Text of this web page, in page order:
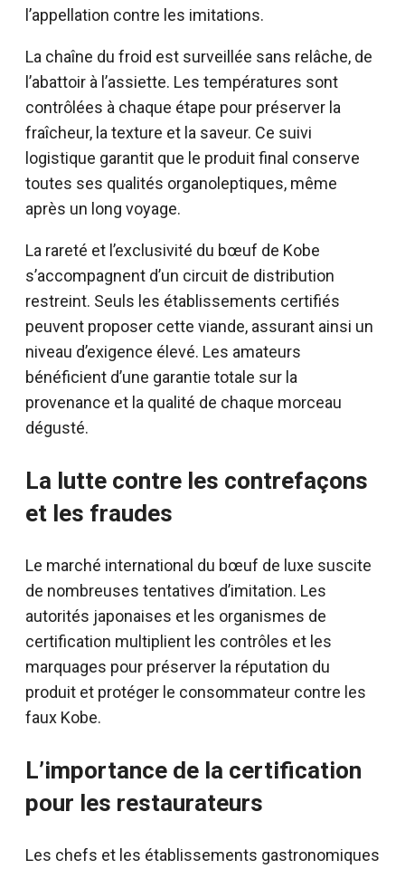
l’appellation contre les imitations.
La chaîne du froid est surveillée sans relâche, de
l’abattoir à l’assiette. Les températures sont
contrôlées à chaque étape pour préserver la
fraîcheur, la texture et la saveur. Ce suivi
logistique garantit que le produit final conserve
toutes ses qualités organoleptiques, même
après un long voyage.
La rareté et l’exclusivité du bœuf de Kobe
s’accompagnent d’un circuit de distribution
restreint. Seuls les établissements certifiés
peuvent proposer cette viande, assurant ainsi un
niveau d’exigence élevé. Les amateurs
bénéficient d’une garantie totale sur la
provenance et la qualité de chaque morceau
dégusté.
La lutte contre les contrefaçons
et les fraudes
Le marché international du bœuf de luxe suscite
de nombreuses tentatives d’imitation. Les
autorités japonaises et les organismes de
certification multiplient les contrôles et les
marquages pour préserver la réputation du
produit et protéger le consommateur contre les
faux Kobe.
L’importance de la certification
pour les restaurateurs
Les chefs et les établissements gastronomiques